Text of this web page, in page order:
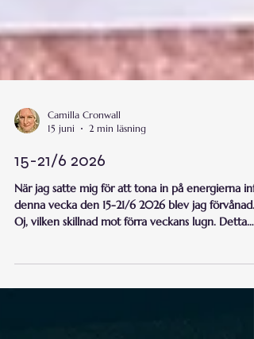
Camilla Cronwall
15 juni
2 min läsning
15-21/6 2026
När jag satte mig för att tona in på energierna
Oj, vilken skillnad mot förra veckans lugn. Detta